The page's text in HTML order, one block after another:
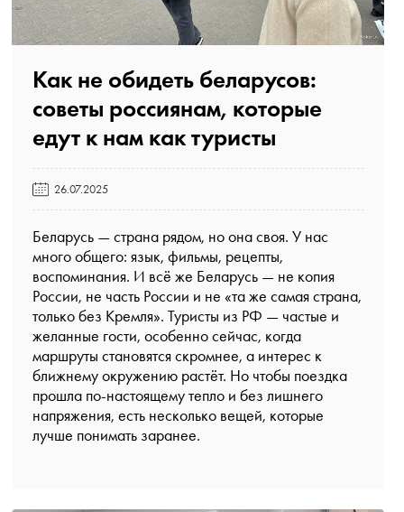
Как не обидеть беларусов:
советы россиянам, которые
едут к нам как туристы️
26.07.2025
Беларусь — страна рядом, но она своя. У нас
много общего: язык, фильмы, рецепты,
воспоминания. И всё же Беларусь — не копия
России, не часть России и не «та же самая страна,
только без Кремля». Туристы из РФ — частые и
желанные гости, особенно сейчас, когда
маршруты становятся скромнее, а интерес к
ближнему окружению растёт. Но чтобы поездка
прошла по-настоящему тепло и без лишнего
напряжения, есть несколько вещей, которые
лучше понимать заранее.